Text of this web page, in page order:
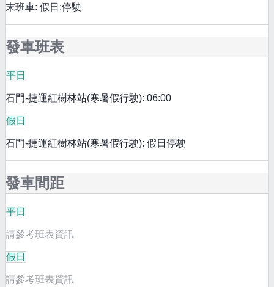
末班車: 假日:停駛
發車班表
平日
石門-捷運紅樹林站(寒暑假行駛): 06:00
假日
石門-捷運紅樹林站(寒暑假行駛): 假日停駛
發車間距
平日
請參考班表資訊
假日
請參考班表資訊